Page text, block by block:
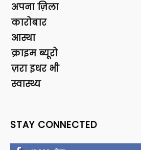
अपना ज़िला
कारोबार
आस्था
क्राइम ब्यूरो
ज़रा इधर भी
स्वास्थ्य
STAY CONNECTED